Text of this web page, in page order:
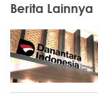
Berita Lainnya